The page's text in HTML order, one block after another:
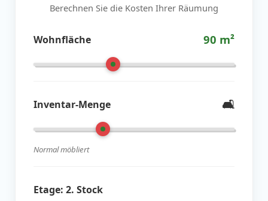
Berechnen Sie die Kosten Ihrer Räumung
Wohnfläche 90 m²
Inventar-Menge 🛋️
Normal möbliert
Etage: 2. Stock